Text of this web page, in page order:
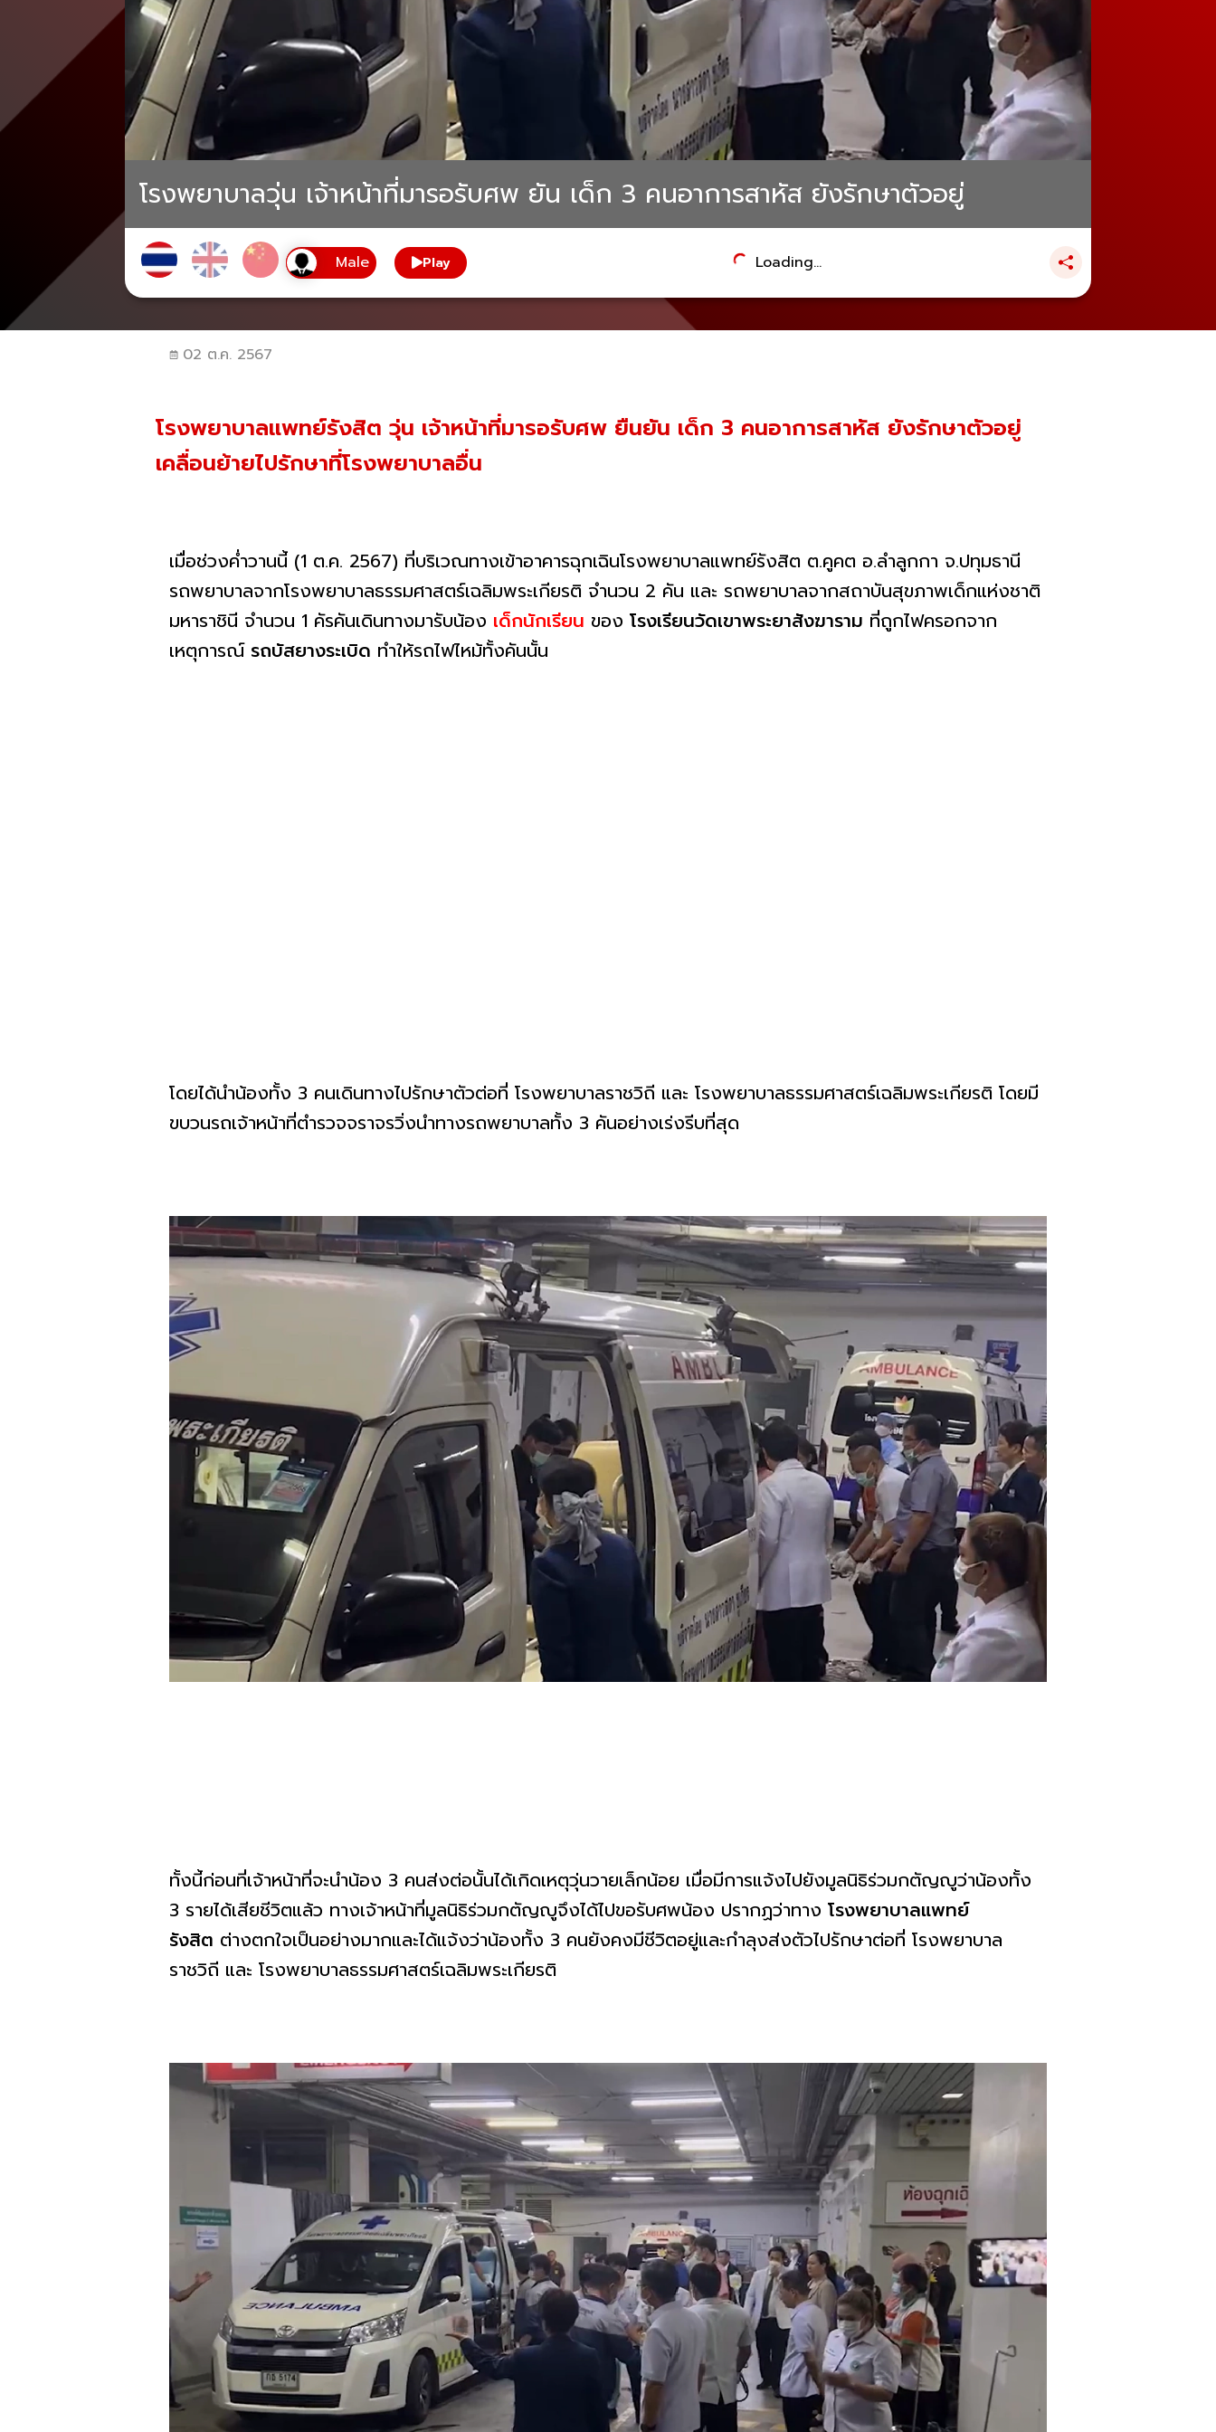
โรงพยาบาลวุ่น เจ้าหน้าที่มารอรับศพ ยัน เด็ก 3 คนอาการสาหัส ยังรักษาตัวอยู่
Play Loading...
02 ต.ค. 2567
โรงพยาบาลแพทย์รังสิต วุ่น เจ้าหน้าที่มารอรับศพ ยืนยัน เด็ก 3 คนอาการสาหัส ยังรักษาตัวอยู่
เคลื่อนย้ายไปรักษาที่โรงพยาบาลอื่น
เมื่อช่วงค่ำวานนี้ (1 ต.ค. 2567) ที่บริเวณทางเข้าอาคารฉุกเฉินโรงพยาบาลแพทย์รังสิต ต.คูคต อ.ลำลูกกา จ.ปทุมธานี
รถพยาบาลจากโรงพยาบาลธรรมศาสตร์เฉลิมพระเกียรติ จำนวน 2 คัน และ รถพยาบาลจากสถาบันสุขภาพเด็กแห่งชาติ
มหาราชินี จำนวน 1 คัรคันเดินทางมารับน้อง เด็กนักเรียน ของ โรงเรียนวัดเขาพระยาสังฆาราม ที่ถูกไฟครอกจาก
เหตุการณ์ รถบัสยางระเบิด ทำให้รถไฟไหม้ทั้งคันนั้น
โดยได้นำน้องทั้ง 3 คนเดินทางไปรักษาตัวต่อที่ โรงพยาบาลราชวิถี และ โรงพยาบาลธรรมศาสตร์เฉลิมพระเกียรติ โดยมี
ขบวนรถเจ้าหน้าที่ตำรวจจราจรวิ่งนำทางรถพยาบาลทั้ง 3 คันอย่างเร่งรีบที่สุด
ทั้งนี้ก่อนที่เจ้าหน้าที่จะนำน้อง 3 คนส่งต่อนั้นได้เกิดเหตุวุ่นวายเล็กน้อย เมื่อมีการแจ้งไปยังมูลนิธิร่วมกตัญญูว่าน้องทั้ง
3 รายได้เสียชีวิตแล้ว ทางเจ้าหน้าที่มูลนิธิร่วมกตัญญูจึงได้ไปขอรับศพน้อง ปรากฏว่าทาง โรงพยาบาลแพทย์
รังสิต ต่างตกใจเป็นอย่างมากและได้แจ้งว่าน้องทั้ง 3 คนยังคงมีชีวิตอยู่และกำลุงส่งตัวไปรักษาต่อที่ โรงพยาบาล
ราชวิถี และ โรงพยาบาลธรรมศาสตร์เฉลิมพระเกียรติ